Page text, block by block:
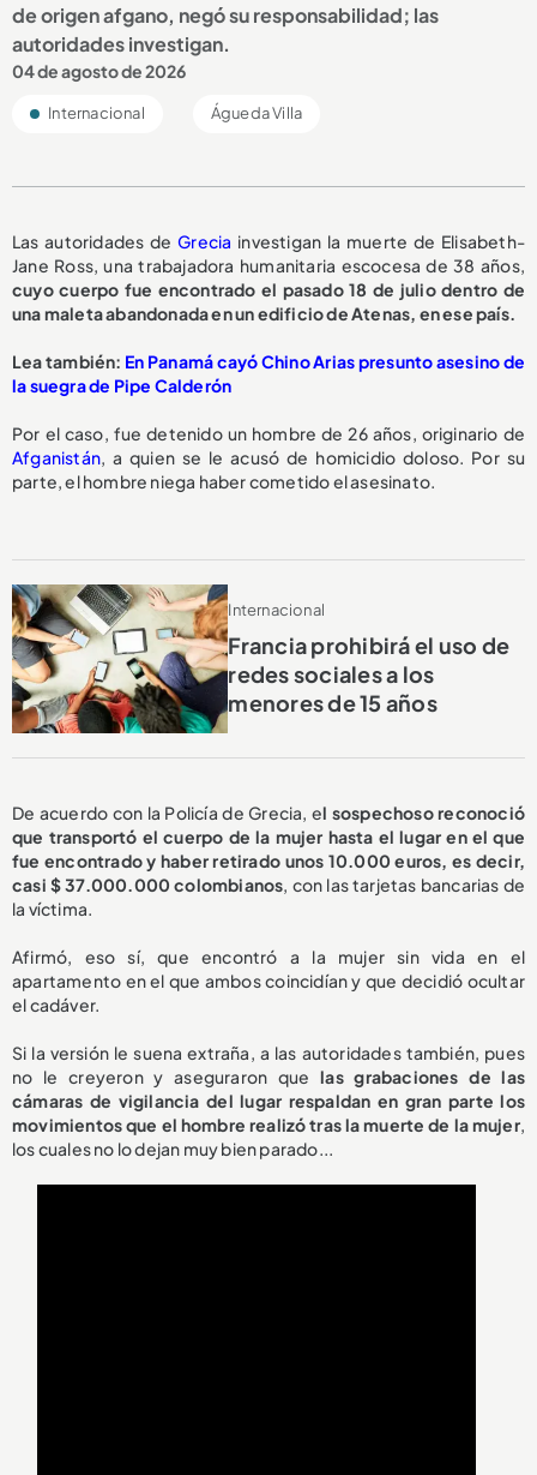
de origen afgano, negó su responsabilidad; las
autoridades investigan.
04 de agosto de 2026
Internacional Águeda Villa
Las autoridades deGrecia investigan la muerte de Elisabeth-
Jane Ross, una trabajadora humanitaria escocesa de 38 años,
cuyo cuerpo fue encontrado el pasado 18 de julio dentro de
una maleta abandonada en un edificio de Atenas, en ese país.
Lea también: En Panamá cayó Chino Arias presunto asesino de
la suegra de Pipe Calderón
Por el caso, fue detenido un hombre de 26 años, originario de
Afganistán, a quien se le acusó de homicidio doloso. Por su
parte, el hombre niega haber cometido el asesinato.
Internacional
Francia prohibirá el uso de
redes sociales a los
menores de 15 años
De acuerdo con la Policía de Grecia, el sospechoso reconoció
que transportó el cuerpo de la mujer hasta el lugar en el que
fue encontrado y haber retirado unos 10.000 euros, es decir,
casi $ 37.000.000 colombianos, con las tarjetas bancarias de
la víctima.
Afirmó, eso sí, que encontró a la mujer sin vida en el
apartamento en el que ambos coincidían y que decidió ocultar
el cadáver.
Si la versión le suena extraña, a las autoridades también, pues
no le creyeron y aseguraron quelas grabaciones de las
cámaras de vigilancia del lugar respaldan en gran parte los
movimientos que el hombre realizó tras la muerte de la mujer,
los cuales no lo dejan muy bien parado...